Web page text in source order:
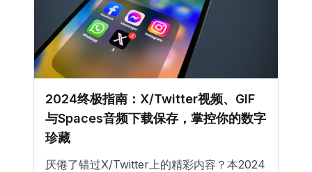
2024终极指南：X/Twitter视频、GIF
与Spaces音频下载保存，掌控你的数字
珍藏
厌倦了错过X/Twitter上的精彩内容？本2024